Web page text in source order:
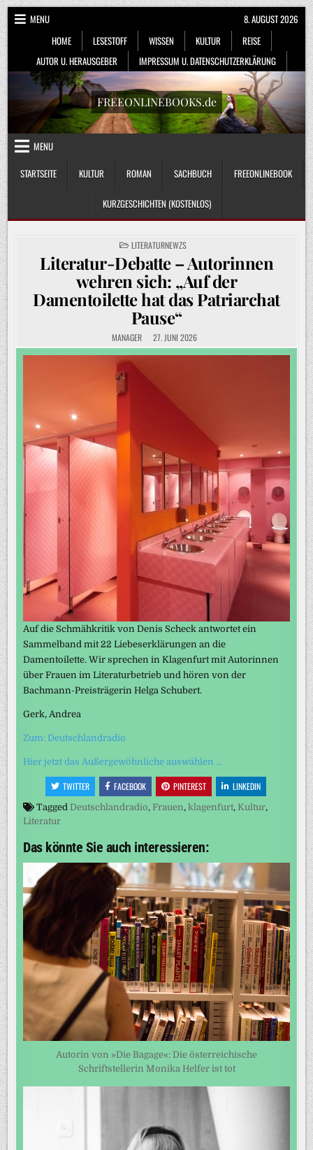
Skip
to
content
MENU
HOME
LESESTOFF WISSEN KULTUR
REISE
AUTOR U. HERAUSGEBER
IMPRESSUM U. DATENSCHUTZERKLÄRUNG
8. AUGUST 2026
FREEONLINEBOOKS.de
MENU
STARTSEITE
KULTUR ROMAN SACHBUCH FREEONLINEBOOK
KURZGESCHICHTEN (KOSTENLOS)
POSTED
IN
LITERATURNEWZS
Literatur-Debatte – Autorinnen
wehren sich: „Auf der
Damentoilette hat das Patriarchat
Pause“
MANAGER 27. JUNI 2026
Auf die Schmähkritik von Denis Scheck antwortet ein
Sammelband mit 22 Liebeserklärungen an die
Damentoilette. Wir sprechen in Klagenfurt mit Autorinnen
über Frauen im Literaturbetrieb und hören von der
Bachmann-Preisträgerin Helga Schubert.
Gerk, Andrea
Zum: Deutschlandradio
Hier jetzt das Außergewöhnliche auswählen …
TWITTER FACEBOOK PINTEREST LINKEDIN
TaggedDeutschlandradio,Frauen,klagenfurt,Kultur,
Literatur
Das könnte Sie auch interessieren:
Autorin von »Die Bagage«: Die österreichische
Schriftstellerin Monika Helfer ist tot